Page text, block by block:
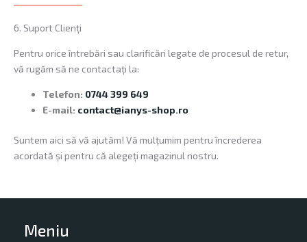
6. Suport Clienți
Pentru orice întrebări sau clarificări legate de procesul de retur,
vă rugăm să ne contactați la:
Telefon: 0744 399 649
E-mail: contact@ianys-shop.ro
Suntem aici să vă ajutăm! Vă mulțumim pentru încrederea
acordată și pentru că alegeți magazinul nostru.
Meniu